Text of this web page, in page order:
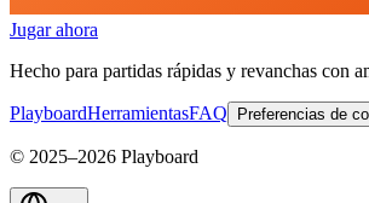
Jugar ahora
Hecho para partidas rápidas y revanchas con
PlayboardHerramientasFAQ Preferencias de
© 2025–2026 Playboard